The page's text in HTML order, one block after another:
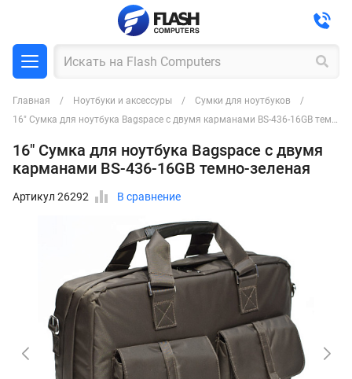
Главная Ноутбуки и аксессуры
Сумки для ноутбуков
16" Сумка для ноутбука Bagspace с двумя карманами BS-436-16GB темно-зеленая
16" Сумка для ноутбука Bagspace с двумя
карманами BS-436-16GB темно-зеленая
Артикул 26292 В сравнение